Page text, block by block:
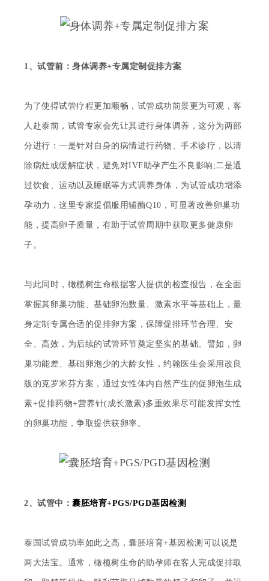
1、试管前：身体调养+专属定制促排方案
为了使得试管疗程更加顺畅，试管成功前景更为可观，客
人赴泰前， 试管专家会先让其进行身体调养，这分为两部
分进行：一是针对自身的病情进行药物、手术诊疗，以清
除病灶或缓解症状，避免对IVF助孕产生不良影响;二是通
过饮食、运动以及睡眠等方式调养身体，为试管成功增添
孕动力，这里专家提倡服用辅酶Q10，可显著改善卵巢功
能，提高卵子质量，有助于试管周期中获取更多健康卵
子。
与此同时， 橄榄树生命根据客人提供的检查报告，在全面
掌握其卵巢功能、基础卵泡数量、激素水平等基础上，量
身定制专属合适的促排卵方案，保障促排环节合理、安
全、高效，为后续的试管环节奠定坚实的基础。譬如，卵
巢功能差、基础卵泡少的大龄女性，约翰医生会采用改良
版的克罗米芬方案，通过女性体内自然产生的促卵泡生成
素+促排药物+营养针(成长激素)多重效果尽可能发挥女性
的卵巢功能，争取提供获卵率。
2、 试管中： 囊胚培育+PGS/PGD基因检测
泰 国试管成功率如此之高，囊胚培育+基因检测可以说是
两大法宝。通常， 橄榄树生命的助孕师在客人完成促排取